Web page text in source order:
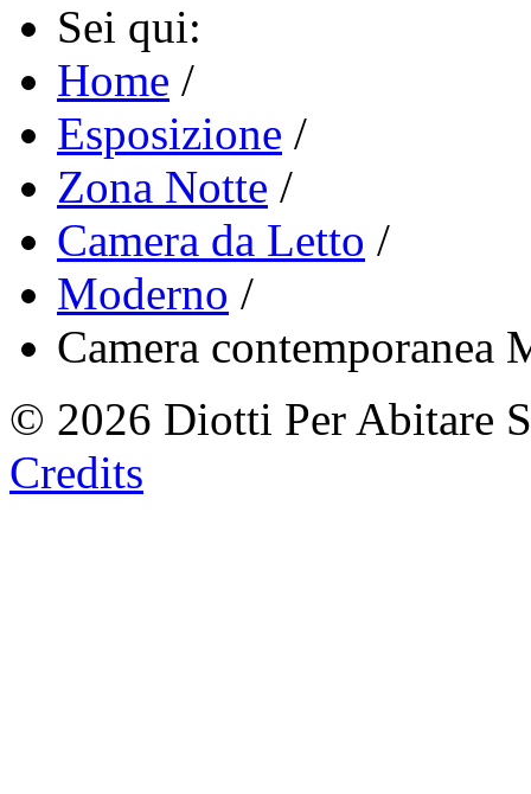
Sei qui:
Home /
Esposizione /
Zona Notte /
Camera da Letto /
Moderno /
Camera
© 2026 Diotti Per Abitare
Credits